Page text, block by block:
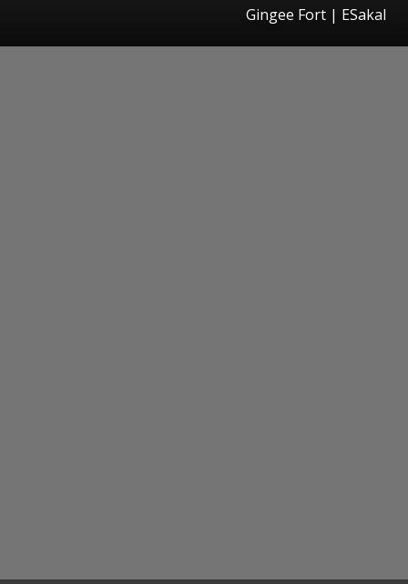
Gingee Fort | ESakal